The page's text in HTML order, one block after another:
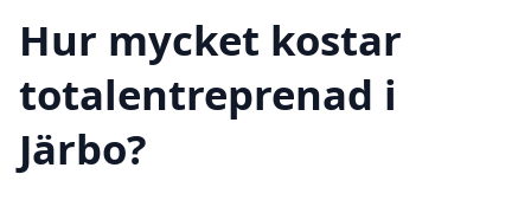
Hur mycket kostar
totalentreprenad i
Järbo?